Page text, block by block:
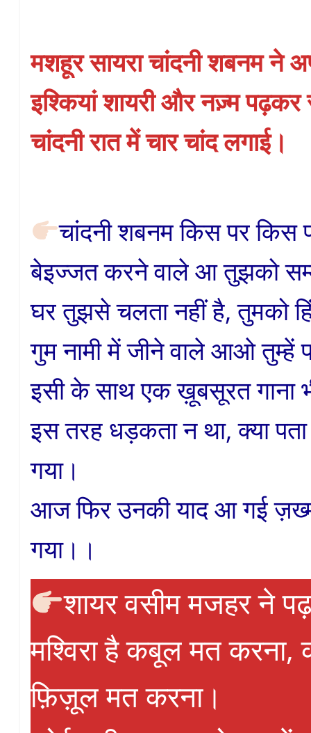
मशहूर सायरा चांदनी शबनम ने
इश्कियां शायरी और नज़्म
चांदनी रात में चार चांद लगाई।
चांदनी शबनम किस पर किस
बेइज्जत करने वाले आ तुझको
घर तुझसे चलता नहीं है, तुमको
गुम नामी में जीने वाले आओ तुम्हें
इसी के साथ एक ख़ूबसूरत गाना
इस तरह धड़कता न था, क्या पता
गया।
आज फिर उनकी याद आ गई ज़ख्म
गया।।
शायर वसीम मजहर ने
मश्विरा है कबूल मत करना,
फ़िज़ूल मत करना।